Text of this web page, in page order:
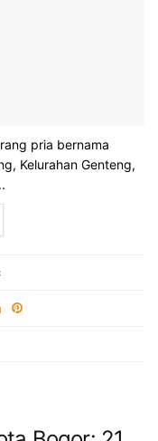
pria bernama
Kelurahan Genteng,